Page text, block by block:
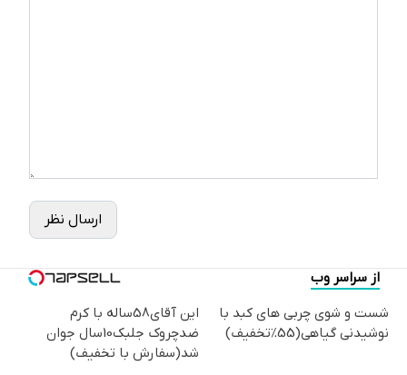
ارسال نظر
از سراسر وب
شست و شوی چربی های کبد با
نوشیدنی گیاهی(55%تخفیف)
این آقای58ساله با کرم
ضدچروک جلبک10سال جوان
شد(سفارش با تخفیف)